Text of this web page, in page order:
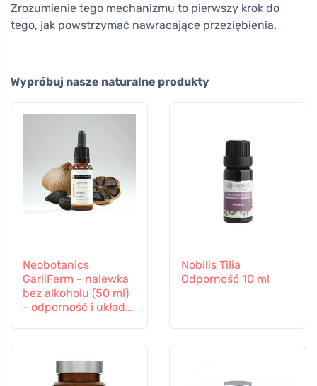
Zrozumienie tego mechanizmu to pierwszy krok do
tego, jak powstrzymać nawracające przeziębienia.
Wypróbuj nasze naturalne produkty
Neobotanics
GarliFerm - nalewka
bez alkoholu (50 ml)
- odporność i układ
Nobilis Tilia
Odporność 10 ml